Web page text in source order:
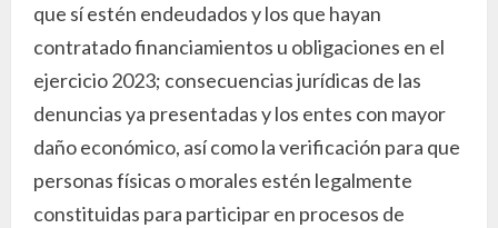
que sí estén endeudados y los que hayan
contratado financiamientos u obligaciones en el
ejercicio 2023; consecuencias jurídicas de las
denuncias ya presentadas y los entes con mayor
daño económico, así como la verificación para que
personas físicas o morales estén legalmente
constituidas para participar en procesos de